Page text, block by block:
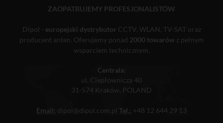
ZAOPATRUJEMY PROFESJONALISTÓW
Dipol - europejski dystrybutor CCTV, WLAN, TV-SAT oraz
producent anten. Oferujemy ponad 2000 towarówz pełnym
wsparciem technicznym.
Centrala:
ul. Ciepłownicza 40
31-574 Kraków, POLAND
Email: dipol@dipol.com.pl Tel.: +48 12 644 29 13